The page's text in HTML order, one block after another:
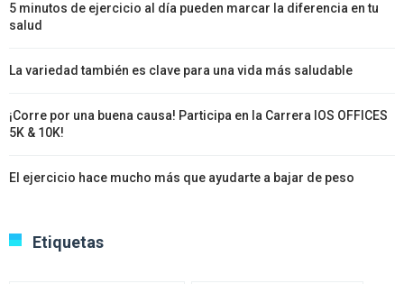
5 minutos de ejercicio al día pueden marcar la diferencia en tu
salud
La variedad también es clave para una vida más saludable
¡Corre por una buena causa! Participa en la Carrera IOS OFFICES
5K & 10K!
El ejercicio hace mucho más que ayudarte a bajar de peso
Etiquetas